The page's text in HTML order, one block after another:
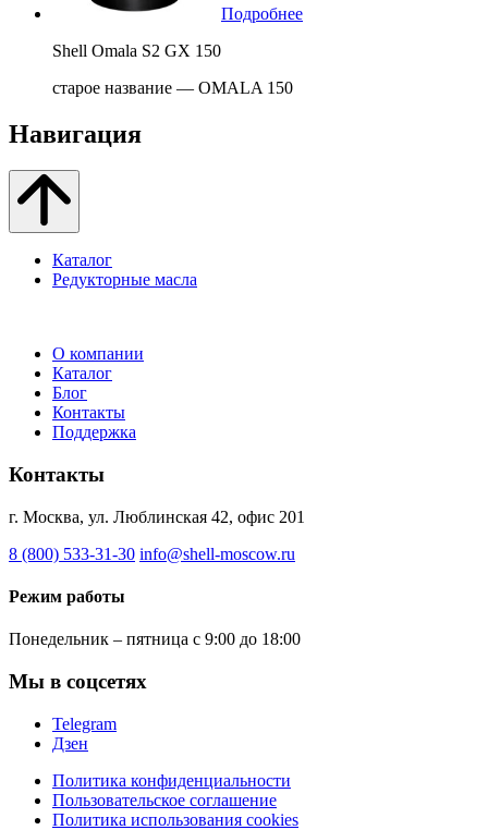
Подробнее
Shell Omala S2 GX 150
старое название — OMALA 150
Навигация
Каталог
Редукторные масла
О компании
Каталог
Блог
Контакты
Поддержка
Контакты
г. Москва, ул. Люблинская 42, офис 201
8 (800) 533-31-30 info@shell-moscow.ru
Режим работы
Понедельник – пятница с 9:00 до 18:00
Мы в соцсетях
Telegram
Дзен
Политика конфиденциальности
Пользовательское соглашение
Политика использования cookies